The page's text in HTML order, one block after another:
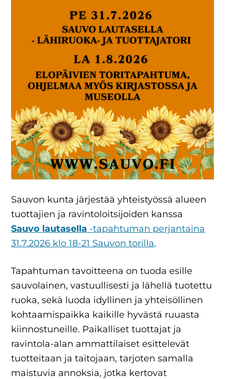
Sauvon kunta järjestää yhteistyössä alueen
tuottajien ja ravintoloitsijoiden kanssa
Sauvo lautasella -tapahtuman perjantaina
31.7.2026 klo 18-21 Sauvon torilla.
Tapahtuman tavoitteena on tuoda esille
sauvolainen, vastuullisesti ja lähellä tuotettu
ruoka, sekä luoda idyllinen ja yhteisöllinen
kohtaamispaikka kaikille hyvästä ruuasta
kiinnostuneille. Paikalliset tuottajat ja
ravintola-alan ammattilaiset esittelevät
tuotteitaan ja taitojaan, tarjoten samalla
maistuvia annoksia, jotka kertovat